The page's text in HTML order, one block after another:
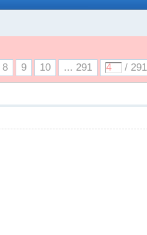
8 9 10 ... 291 /